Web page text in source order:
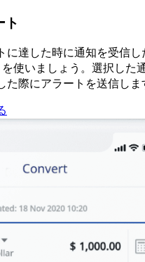
ト
に達した時に通知を受信し
使いましょう。選択した
際にアラートを送信しま